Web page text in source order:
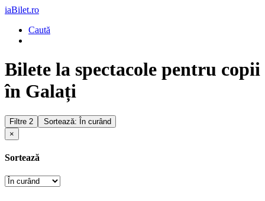
iaBilet.ro
Caută
Bilete la spectacole pentru copii
în Galați
Filtre 2
Sortează: În curând
×
Sortează